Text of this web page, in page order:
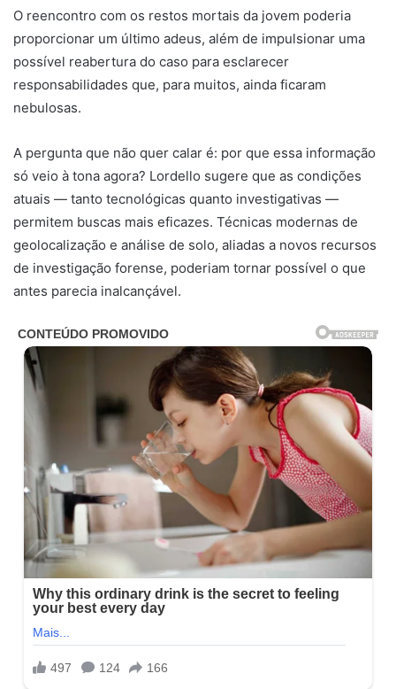
O reencontro com os restos mortais da jovem poderia
proporcionar um último adeus, além de impulsionar uma
possível reabertura do caso para esclarecer
responsabilidades que, para muitos, ainda ficaram
nebulosas.
A pergunta que não quer calar é: por que essa informação
só veio à tona agora? Lordello sugere que as condições
atuais — tanto tecnológicas quanto investigativas —
permitem buscas mais eficazes. Técnicas modernas de
geolocalização e análise de solo, aliadas a novos recursos
de investigação forense, poderiam tornar possível o que
antes parecia inalcançável.